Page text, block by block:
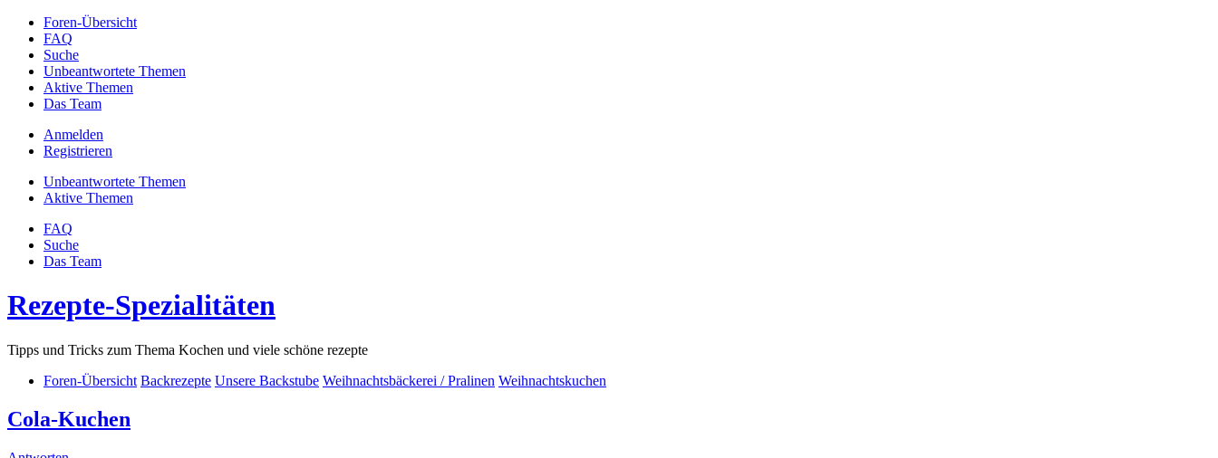
Foren-Übersicht
FAQ
Suche
Unbeantwortete Themen
Aktive Themen
Das Team
Anmelden
Registrieren
Unbeantwortete Themen
Aktive Themen
FAQ
Suche
Das Team
Rezepte-Spezialitäten
Tipps und Tricks zum Thema Kochen und viele schöne rezepte
Foren-Übersicht Backrezepte Unsere Backstube Weihnachtsbäckerei / Pralinen Weihnachtskuchen
Cola-Kuchen